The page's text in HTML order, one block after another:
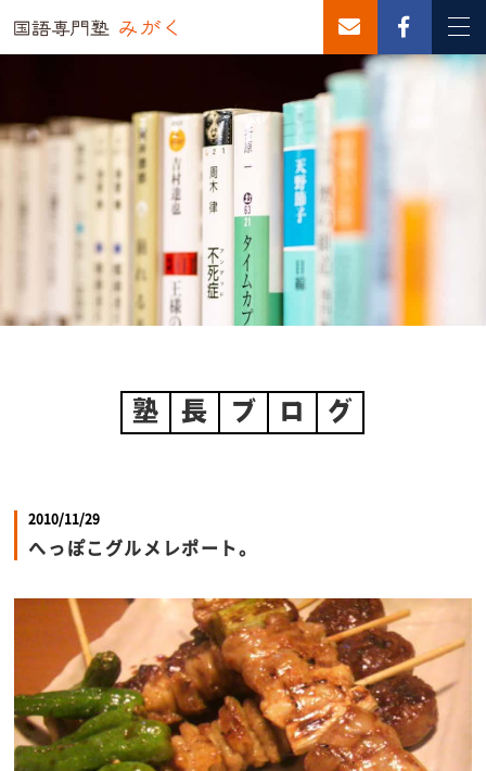
塾 長 ブ ロ グ
2010/11/29
へっぽこグルメレポート。